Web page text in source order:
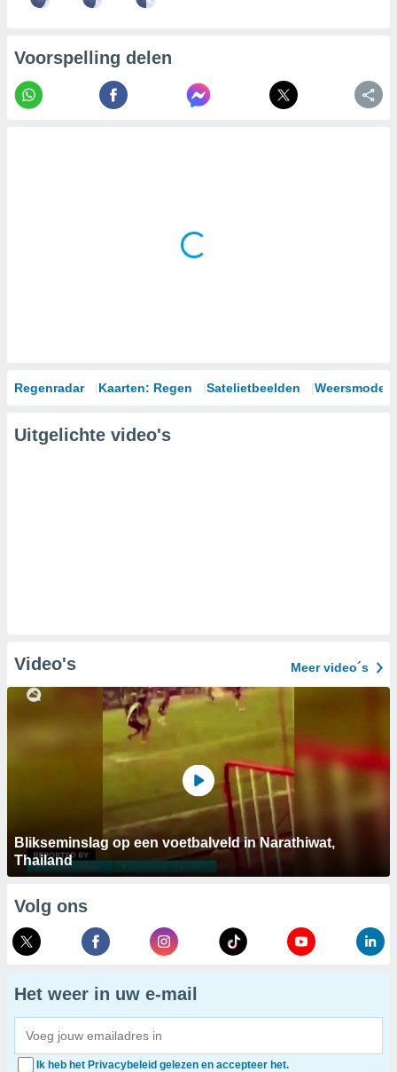
Voorspelling delen
Regenradar Kaarten: Regen Satelietbeelden
Uitgelichte video's
Video's Meer video´s
Blikseminslag op een voetbalveld in Narathiwat,
Thailand
Volg ons
Het weer in uw e-mail
Ik heb het Privacybeleid gelezen en accepteer het.